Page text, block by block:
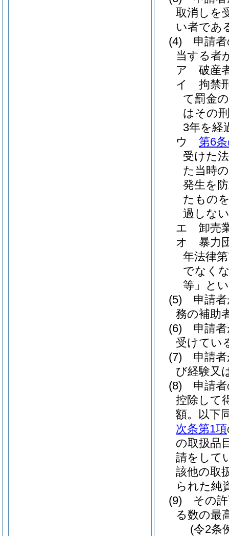
取消しを
い者であ
(4)
申請
当する者
ア
破産
イ
拘禁
て罰金
はその
3年を経
ウ
第6
受けた
た当時
発生を
たもの
過しな
エ
卸売
オ
暴力
年法律
でなく
等」と
(5)
申請
務の補助
(6)
申請
受けてい
(7)
申請
び経験又
(8)
申請
控除して
額。以下
次条第1項
の取扱品
請をして
該他の取
られた純
(9)
その
る数の最
(令2条